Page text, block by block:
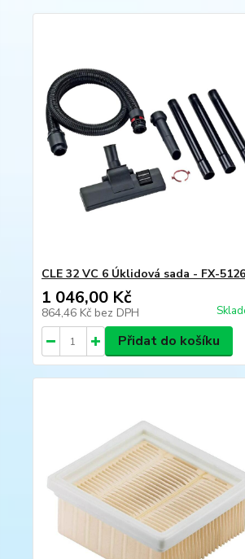
CLE 32 VC 6 Úklidová sada - FX-
1 046,00 Kč
864,46 Kč bez DPH
Přidat do košíku